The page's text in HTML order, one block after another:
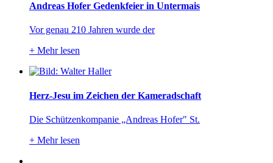
Andreas Hofer Gedenkfeier in Untermais
Vor genau 210 Jahren wurde der
+ Mehr lesen
Herz-Jesu im Zeichen der Kameradschaft
Die Schützenkompanie „Andreas Hofer" St.
+ Mehr lesen